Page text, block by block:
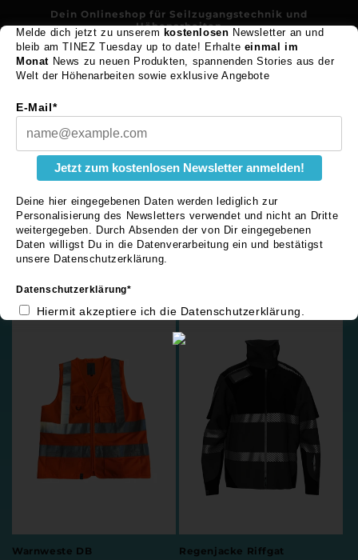
Inhalt
Dein Onlineshop für Seilzugangstechnik und
Höhenarbeiten
TINEZ workwear
K
a
t
e
g
o
r
ALLE PRODUKTE
Warnweste DB Regenjacke Riffgat
Melde dich jetzt zu unserem kostenlosen Newsletter an und
bleib am TINEZ Tuesday up to date! Erhalte einmal im
Monat News zu neuen Produkten, spannenden Stories aus der
Welt der Höhenarbeiten sowie exklusive Angebote
E-Mail*
Jetzt zum kostenlosen Newsletter anmelden!
Deine hier eingegebenen Daten werden lediglich zur
Personalisierung des Newsletters verwendet und nicht an Dritte
weitergegeben. Durch Absenden der von Dir eingegebenen
Daten willigst Du in die Datenverarbeitung ein und bestätigst
unsere Datenschutzerklärung.
Datenschutzerklärung*
Hiermit akzeptiere ich die Datenschutzerklärung.